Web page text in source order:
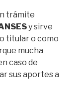
trámite
y sirve
titular o como
mucha
caso de
sus aportes a